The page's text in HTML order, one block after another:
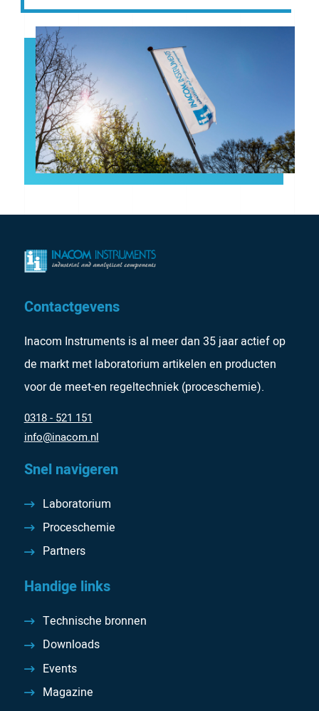
Contactgevens
Inacom Instruments is al meer dan 35 jaar actief op
de markt met laboratorium artikelen en producten
voor de meet-en regeltechniek (proceschemie).
0318 - 521 151
info@inacom.nl
Snel navigeren
Laboratorium
Proceschemie
Partners
Handige links
Technische bronnen
Downloads
Events
Magazine